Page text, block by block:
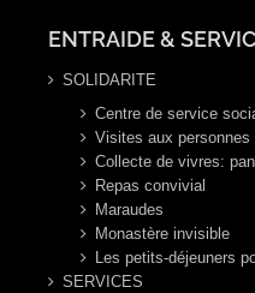
ENTRAIDE &
SOLIDARITE
Centre de service
Visites aux personnes
Collecte de vivres:
Repas convivial
Maraudes
Monastère invisible
Les petits-déjeuners
SERVICES